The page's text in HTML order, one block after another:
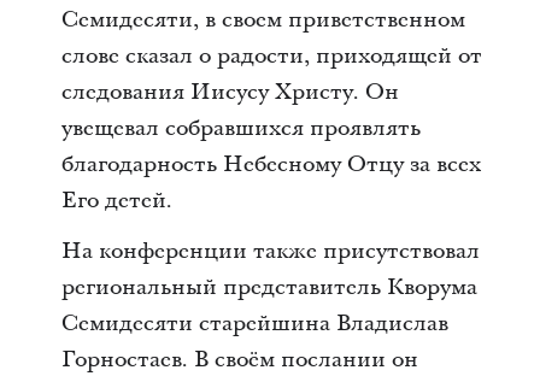
Семидесяти, в своем приветственном
слове сказал о радости, приходящей от
следования Иисусу Христу. Он
увещевал собравшихся проявлять
благодарность Небесному Отцу за всех
Его детей.
На конференции также присутствовал
региональный представитель Кворума
Семидесяти старейшина Владислав
Горностаев. В своём послании он